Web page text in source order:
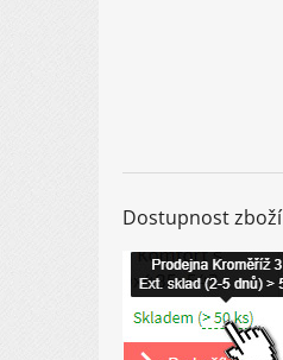
Dostupnost zboží